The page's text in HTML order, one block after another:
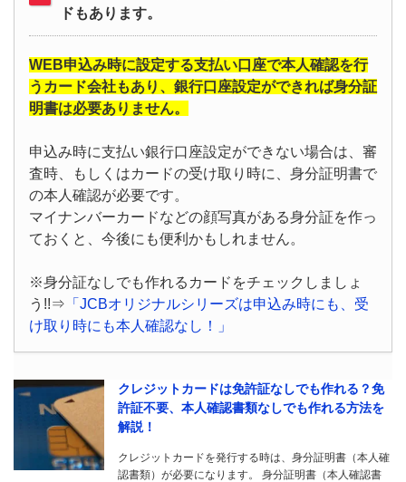
ドもあります。
WEB申込み時に設定する支払い口座で本人確認を行
うカード会社もあり、銀行口座設定ができれば身分証
明書は必要ありません。
申込み時に支払い銀行口座設定ができない場合は、審
査時、もしくはカードの受け取り時に、身分証明書で
の本人確認が必要です。
マイナンバーカードなどの顔写真がある身分証を作っ
ておくと、今後にも便利かもしれません。
※身分証なしでも作れるカードをチェックしましょ
う!!⇒ 「JCBオリジナルシリーズは申込み時にも、受
け取り時にも本人確認なし！」
クレジットカードは免許証なしでも作れる？免
許証不要、本人確認書類なしでも作れる方法を
解説！
クレジットカードを発行する時は、身分証明書（本人確
認書類）が必要になります。 身分証明書（本人確認書